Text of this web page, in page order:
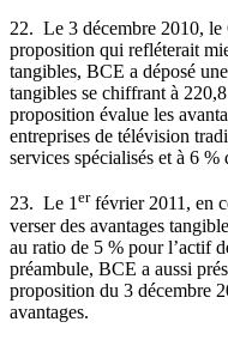
22. Le 3 décembre 2010,
proposition qui refléterait
tangibles, BCE a déposé
tangibles se chiffrant à
proposition évalue les
entreprises de télévision
services spécialisés et à 6
23. Le 1erfévrier 2011, en
verser des avantages
au ratio de 5 % pour l’actif
préambule, BCE a aussi
proposition du 3 décembre
avantages.